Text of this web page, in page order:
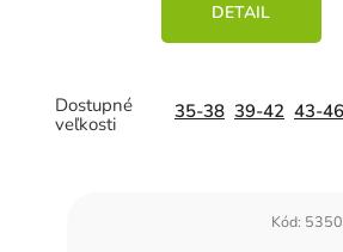
DETAIL
35-38 39-42 43-46
Kód: